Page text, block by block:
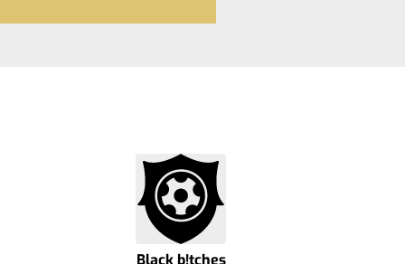
Black b!tches